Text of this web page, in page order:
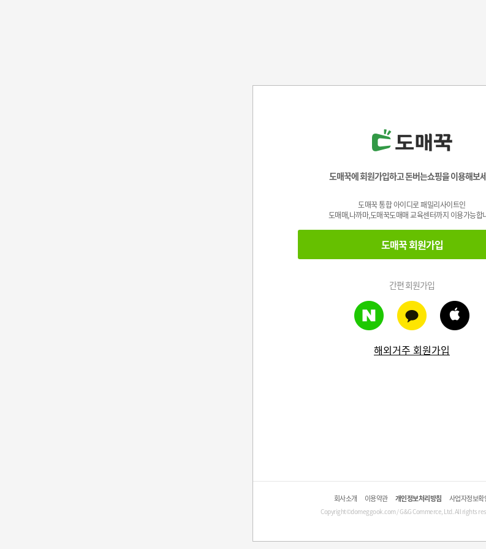
도매꾹에 회원가입하고 돈버는쇼핑을 이용해보
도매꾹 통합 아이디로 패밀리사이트인
도매매,나까마,도매꾹도매매 교육센터까지 이용가능합
도매꾹 회원가입
간편 회원가입
해외거주 회원가입
회사소개 이용약관 개인정보처리방침 사업자정보확
Copyright©domeggook.com / G&G Commerce, Ltd. All rights